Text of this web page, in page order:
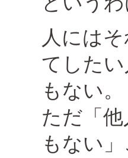
人には
てした
もない。
ただ「
もない